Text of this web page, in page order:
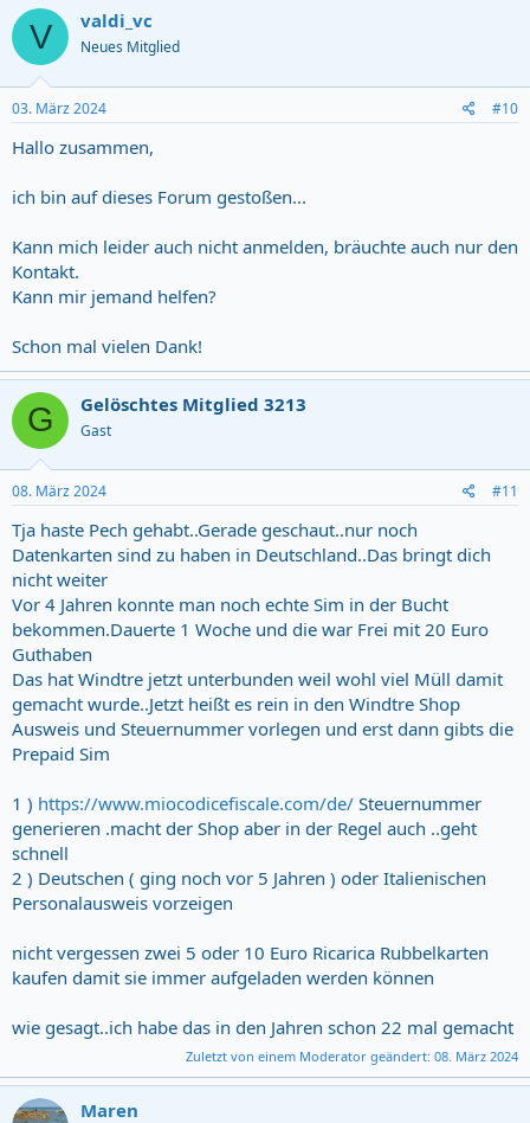
V valdi_vc
Neues Mitglied
03. März 2024 #10
Hallo zusammen,
ich bin auf dieses Forum gestoßen...
Kann mich leider auch nicht anmelden, bräuchte auch nur den
Kontakt.
Kann mir jemand helfen?
Schon mal vielen Dank!
G Gelöschtes Mitglied 3213
Gast
08. März 2024 #11
Tja haste Pech gehabt..Gerade geschaut..nur noch
Datenkarten sind zu haben in Deutschland..Das bringt dich
nicht weiter
Vor 4 Jahren konnte man noch echte Sim in der Bucht
bekommen.Dauerte 1 Woche und die war Frei mit 20 Euro
Guthaben
Das hat Windtre jetzt unterbunden weil wohl viel Müll damit
gemacht wurde..Jetzt heißt es rein in den Windtre Shop
Ausweis und Steuernummer vorlegen und erst dann gibts die
Prepaid Sim
1 ) https://www.miocodicefiscale.com/de/ Steuernummer
generieren .macht der Shop aber in der Regel auch ..geht
schnell
2 ) Deutschen ( ging noch vor 5 Jahren ) oder Italienischen
Personalausweis vorzeigen
nicht vergessen zwei 5 oder 10 Euro Ricarica Rubbelkarten
kaufen damit sie immer aufgeladen werden können
wie gesagt..ich habe das in den Jahren schon 22 mal gemacht
Zuletzt von einem Moderator geändert: 08. März 2024
Maren